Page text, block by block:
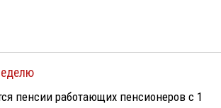
пенсии работающих пенсионеров с 1